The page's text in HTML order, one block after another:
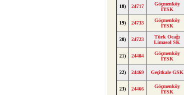
18) 24717
Göçmenköy
İYSK
19) 24733
Göçmenköy
İYSK
20) 24723
Türk Ocağı
Limasol SK
21) 24404
Göçmenköy
İYSK
22) 24469 Geçitkale GSK
23) 24466
Göçmenköy
İYSK